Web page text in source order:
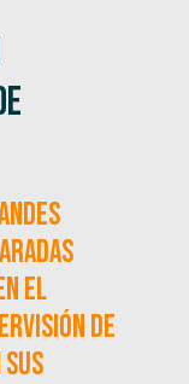
el
de
sus